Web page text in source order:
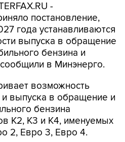
-
постановление,
года устанавливаются
выпуска в обращение
бензина и
в Минэнерго.
возможность
выпуска в обращение и
бензина
К2, К3 и К4, именуемых
2, Евро 3, Евро 4.